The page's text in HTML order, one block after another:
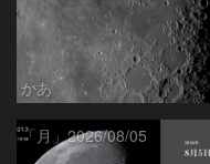
かあ
「月」2026/08/05